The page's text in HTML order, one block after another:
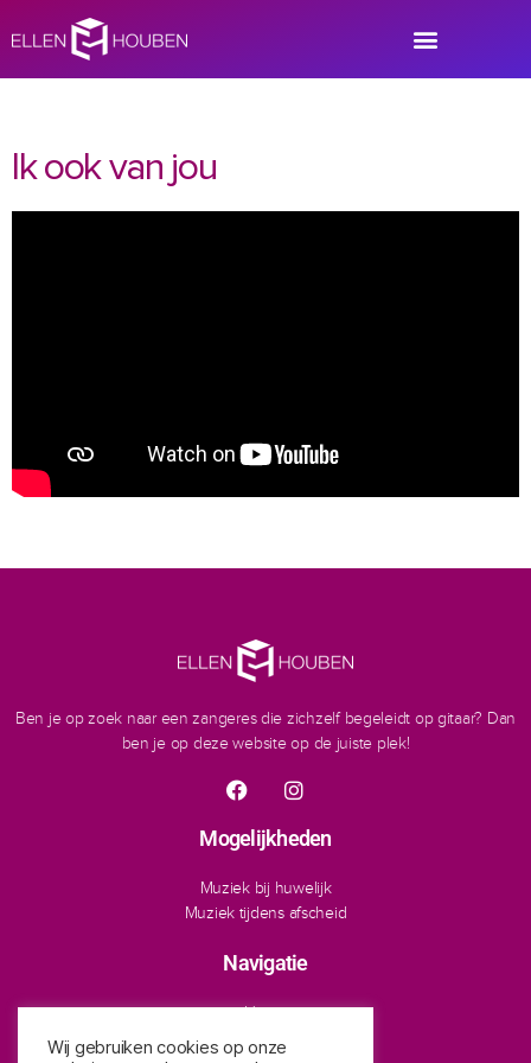
Ik ook van jou
Ben je op zoek naar een zangeres die zichzelf begeleidt op gitaar? Dan
ben je op deze website op de juiste plek!
Mogelijkheden
Muziek bij huwelijk
Muziek tijdens afscheid
Navigatie
Home
Wij gebruiken cookies op onze